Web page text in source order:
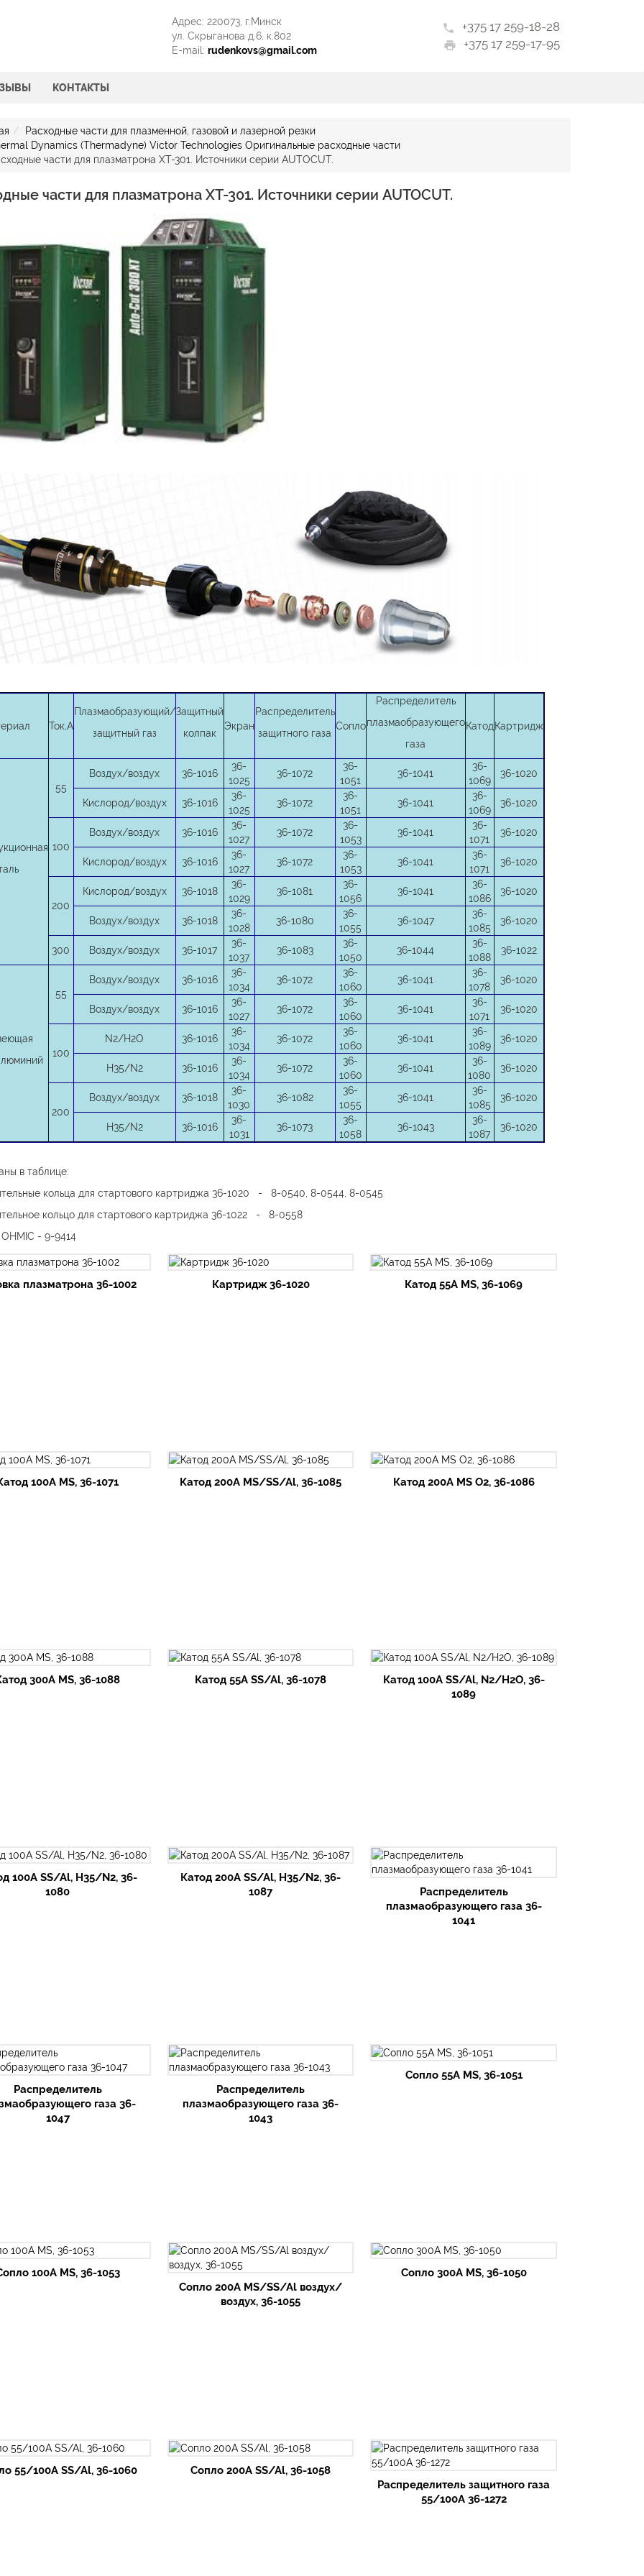
Адрес: 220073, г.Минск
ул. Скрыганова д.6, к.802
E-mail: rudenkovs@gmail.com
phone +375 17 259-18-28
print +375 17 259-17-95
КОНТАКТЫ
Расходные части для плазменной, газовой и лазерной резки
Dynamics (Thermadyne) Victor Technologies Оригинальные расходные части
части для плазматрона ХТ-301. Источники серии AUTOCUT.
части для плазматрона ХТ-301. Источники серии AUTOCUT.
Ток,А
Плазмаобразующий/
защитный газ
Защитный
колпак
Экран
Распределитель
защитного газа
Сопло
Распределитель
плазмаобразующего
газа
Катод Картридж
55
Воздух/воздух 36-1016
36-
1025
36-1072
36-
1051
36-1041
36-
1069
36-1020
Кислород/воздух 36-1016
36-
1025
36-1072
36-
1051
36-1041
36-
1069
36-1020
100
Воздух/воздух 36-1016
36-
1027
36-1072
36-
1053
36-1041
36-
1071
36-1020
Кислород/воздух 36-1016
36-
1027
36-1072
36-
1053
36-1041
36-
1071
36-1020
200
Кислород/воздух 36-1018
36-
1029
36-1081
36-
1056
36-1041
36-
1086
36-1020
Воздух/воздух 36-1018
36-
1028
36-1080
36-
1055
36-1047
36-
1085
36-1020
300 Воздух/воздух 36-1017
36-
1037
36-1083
36-
1050
36-1044
36-
1088
36-1022
55
Воздух/воздух 36-1016
36-
1034
36-1072
36-
1060
36-1041
36-
1078
36-1020
Воздух/воздух 36-1016
36-
1027
36-1072
36-
1060
36-1041
36-
1071
36-1020
100
N2/H2O 36-1016
36-
1034
36-1072
36-
1060
36-1041
36-
1089
36-1020
H35/N2 36-1016
36-
1034
36-1072
36-
1060
36-1041
36-
1080
36-1020
200
Воздух/воздух 36-1018
36-
1030
36-1082
36-
1055
36-1041
36-
1085
36-1020
H35/N2 36-1016
36-
1031
36-1073
36-
1058
36-1043
36-
1087
36-1020
в таблице:
кольца для стартового картриджа 36-1020 - 8-0540, 8-0544, 8-0545
кольцо для стартового картриджа 36-1022 - 8-0558
- 9-9414
плазматрона 36-1002 Картридж 36-1020 Катод 55А MS, 36-1069
100А MS, 36-1071 Катод 200А MS/SS/Al, 36-1085 Катод 200А MS O2, 36-1086
300А MS, 36-1088 Катод 55А SS/Al, 36-1078
Катод 100А SS/Al, N2/H2O, 36-
1089
100А SS/Al, H35/N2, 36-
1080
Катод 200А SS/Al, H35/N2, 36-
1087
Распределитель
плазмаобразующего газа 36-
1041
Распределитель
газа 36-
1047
Распределитель
плазмаобразующего газа 36-
1043
Сопло 55А MS, 36-1051
100А MS, 36-1053
Сопло 200А MS/SS/Al воздух/
воздух, 36-1055
Сопло 300А MS, 36-1050
55/100А SS/Al, 36-1060
Сопло 200А SS/Al, 36-1058
Распределитель защитного газа
55/100А 36-1272